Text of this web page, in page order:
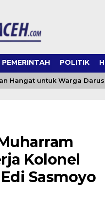
PEMERINTAH POLITIK
Hangat untuk Warga
Kolonel
Sasmoyo